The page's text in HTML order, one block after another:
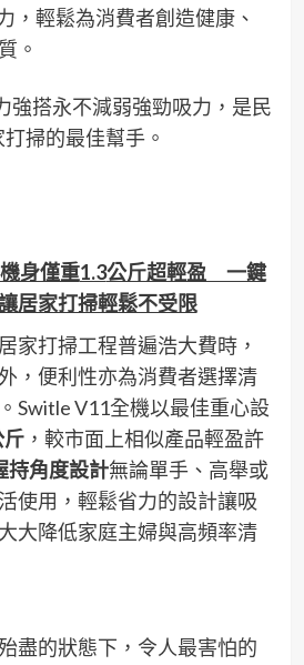
，輕鬆為消費者創造健康、
。
強搭永不減弱強勁吸力，是民
掃的最佳幫手。
身僅重1.3公斤超輕盈 一鍵
居家打掃輕鬆不受限
家打掃工程普遍浩大費時，
，便利性亦為消費者選擇清
Switle V11全機以最佳重心設
，較市面上相似產品輕盈許
持角度設計無論單手、高舉或
使用，輕鬆省力的設計讓吸
大降低家庭主婦與高頻率清
盡的狀態下，令人最害怕的